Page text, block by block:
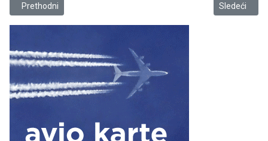
Prethodni članak: U Baru ovog vikenda IV Memorijal “Ljubo
Prethodni Sledeći
Sledeći